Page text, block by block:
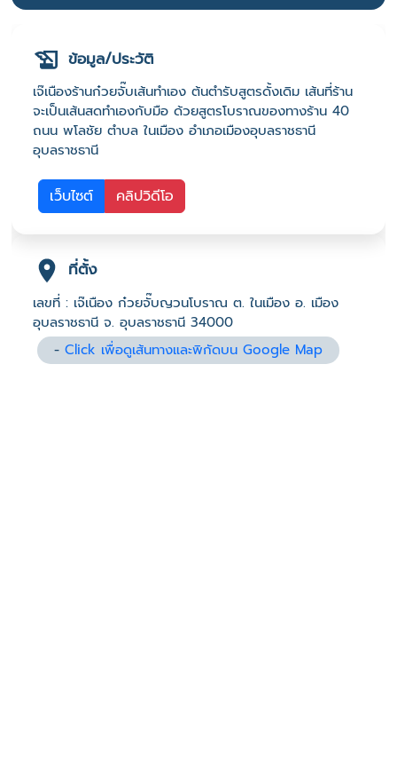
ข้อมูล/ประวัติ
เจ๊เนืองร้านก๋วยจั๊บเส้นทำเอง ต้นตำรับสูตรดั้งเดิม เส้นที่ร้าน
จะเป็นเส้นสดทำเองกับมือ ด้วยสูตรโบราณของทางร้าน 40
ถนน พโลชัย ตำบล ในเมือง อำเภอเมืองอุบลราชธานี
อุบลราชธานี
เว็บไซต์ คลิปวิดีโอ
ที่ตั้ง
เลขที่ : เจ๊เนือง ก๋วยจั๊บญวนโบราณ ต. ในเมือง อ. เมือง
อุบลราชธานี จ. อุบลราชธานี 34000
-Click เพื่อดูเส้นทางและพิกัดบน Google Map